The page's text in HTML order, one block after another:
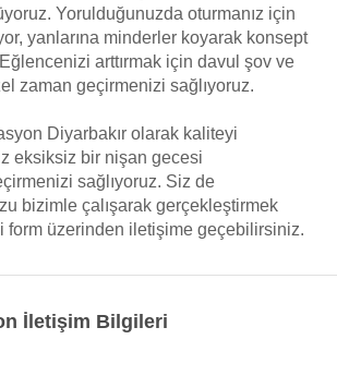
Yorulduğunuzda oturmanız için
yanlarına minderler koyarak konsept
Eğlencenizi arttırmak için davul şov ve
zaman geçirmenizi sağlıyoruz.
Diyarbakır olarak kaliteyi
eksiksiz bir nişan gecesi
sağlıyoruz. Siz de
bizimle çalışarak gerçekleştirmek
form üzerinden iletişime geçebilirsiniz.
İletişim Bilgileri